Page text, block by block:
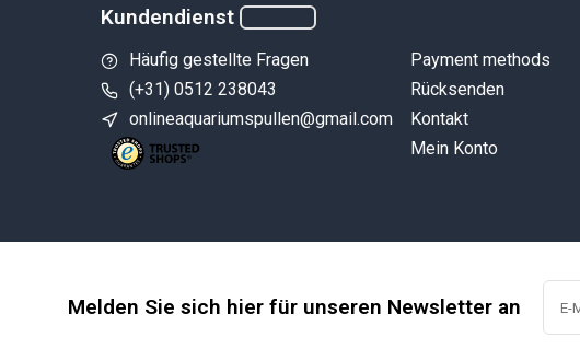
Kundendienst
Häufig gestellte Fragen
(+31) 0512 238043
onlineaquariumspullen@gmail.com
Payment methods
Rücksenden
Kontakt
Mein Konto
Melden Sie sich hier für unseren Newsletter an